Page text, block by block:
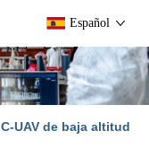
Español
C-UAV de baja altitud